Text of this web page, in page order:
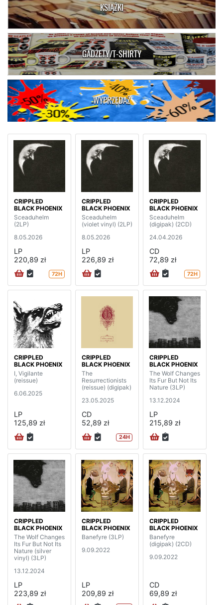
KSIĄŻKI
GADŻETY/T-SHIRTY
WYPRZEDAŻ
CRIPPLED
BLACK PHOENIX
Sceaduhelm
(2LP)
8.05.2026
LP
220,89 zł
72H
CRIPPLED
BLACK PHOENIX
Sceaduhelm
(violet vinyl) (2LP)
8.05.2026
LP
226,89 zł
CRIPPLED
BLACK PHOENIX
Sceaduhelm
(digipak) (2CD)
24.04.2026
CD
72,89 zł
72H
CRIPPLED
BLACK PHOENIX
I, Vigilante
(reissue)
6.06.2025
LP
125,89 zł
CRIPPLED
BLACK PHOENIX
The
Resurrectionists
(reissue) (digipak)
23.05.2025
CD
52,89 zł
24H
CRIPPLED
BLACK PHOENIX
The Wolf Changes
Its Fur But Not Its
Nature (3LP)
13.12.2024
LP
215,89 zł
CRIPPLED
BLACK PHOENIX
The Wolf Changes
Its Fur But Not Its
Nature (silver
vinyl) (3LP)
13.12.2024
LP
223,89 zł
CRIPPLED
BLACK PHOENIX
Banefyre (3LP)
9.09.2022
LP
209,89 zł
CRIPPLED
BLACK PHOENIX
Banefyre
(digipak) (2CD)
9.09.2022
CD
69,89 zł